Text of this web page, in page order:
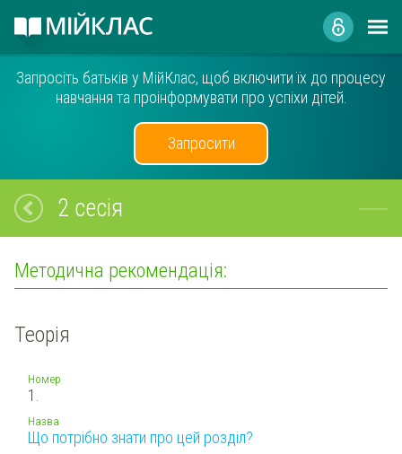
Запросіть батьків у МійКлас, щоб включити їх до процесу
навчання та проінформувати про успіхи дітей.
Запросити
2 сесія
Методична рекомендація:
Теорія
Номер
1.
Назва
Що потрібно знати про цей розділ?